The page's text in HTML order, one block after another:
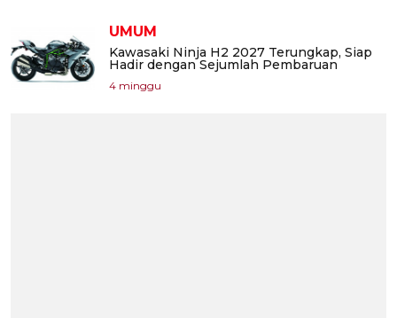
UMUM
Kawasaki Ninja H2 2027 Terungkap, Siap
Hadir dengan Sejumlah Pembaruan
4 minggu